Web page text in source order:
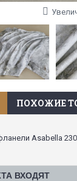
ПОХОЖИЕ
Asabella
ВХОДЯТ